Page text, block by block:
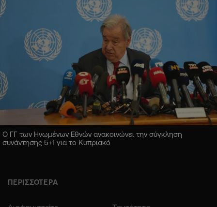
Ο ΓΓ των Ηνωμένων Εθνών ανακοινώνει την σύγκληση
συνάντησης 5+1 για το Κυπριακό
ΠΕΡΙΣΣΟΤΕΡΑ